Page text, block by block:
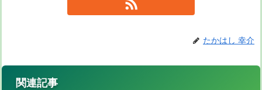
たかはし 幸介
関連記事